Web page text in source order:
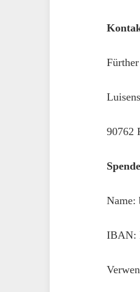
90762
Name:
IBAN: